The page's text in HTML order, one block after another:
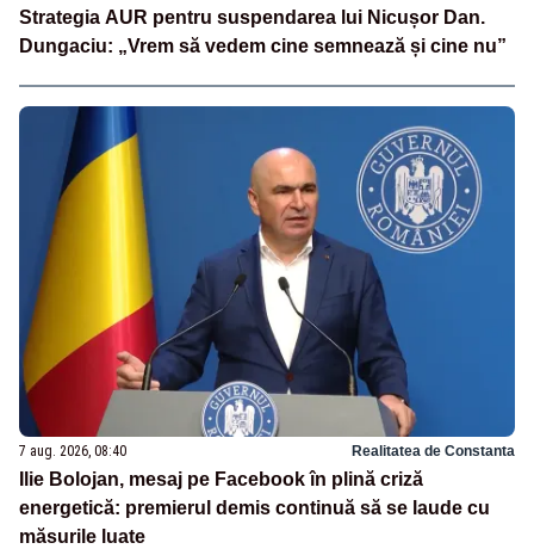
Strategia AUR pentru suspendarea lui Nicușor Dan.
Dungaciu: „Vrem să vedem cine semnează și cine nu”
7 aug. 2026, 08:40 Realitatea de Constanta
Ilie Bolojan, mesaj pe Facebook în plină criză
energetică: premierul demis continuă să se laude cu
măsurile luate